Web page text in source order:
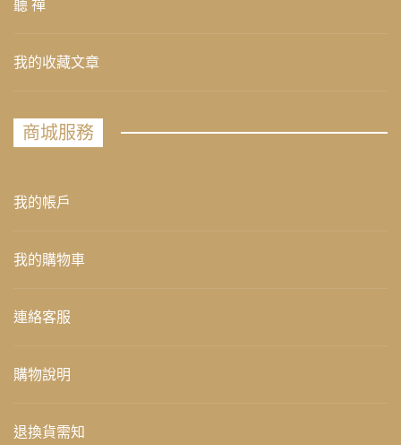
聽 禪
我的收藏文章
商城服務
我的帳戶
我的購物車
連絡客服
購物說明
退換貨需知